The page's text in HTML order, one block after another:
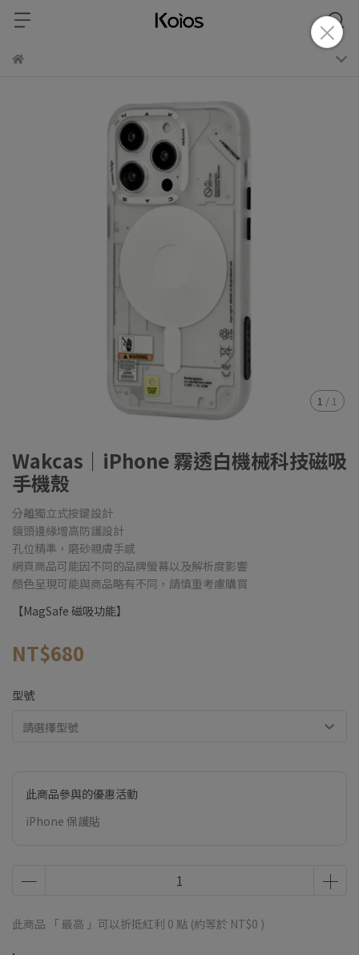
1 / 1
Wakcas｜iPhone 霧透白機械科技磁吸
手機殼
分離獨立式按鍵設計
鏡頭邊緣增高防護設計
孔位精準，磨砂親膚手感
網頁商品可能因不同的品牌螢幕以及解析度影響
顏色呈現可能與商品略有不同，請慎重考慮購買
【MagSafe 磁吸功能】
NT$680
型號
請選擇型號
此商品參與的優惠活動
iPhone 保護貼
此商品 「 最高 」可以折抵紅利 0 點 (約等於 NT$0 )